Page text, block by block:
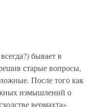
бывает в
старые вопросы,
После того как
измышлений о
вермахта»